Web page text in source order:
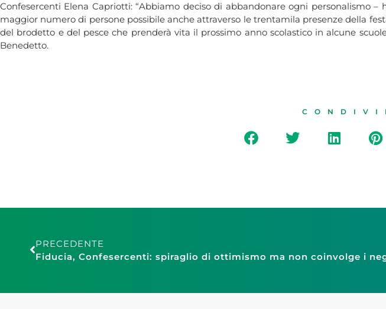
Confesercenti Elena Capriotti: “Abbiamo deciso di abbandonare ogni personalismo
maggior numero di persone possibile anche attraverso le trentamila presenze della
del brodetto e del pesce che prenderà vita il prossimo anno scolastico in alcune
Benedetto.
PRECEDENTE